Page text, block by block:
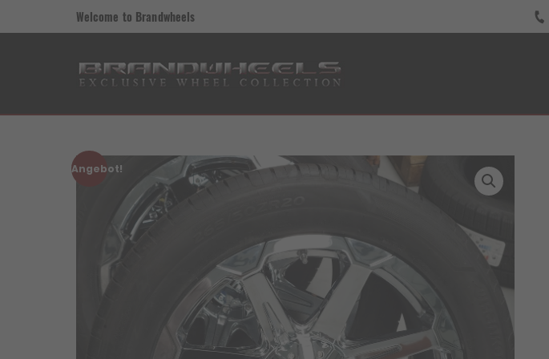
Welcome to Brandwheels
Angebot!